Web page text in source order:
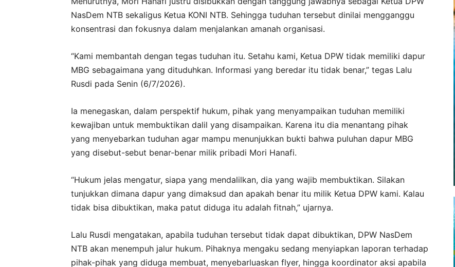
NasDem NTB sekaligus Ketua KONI NTB. Sehingga tuduhan tersebut dinilai mengganggu
konsentrasi dan fokusnya dalam menjalankan amanah organisasi.
“Kami membantah dengan tegas tuduhan itu. Setahu kami, Ketua DPW tidak memiliki dapur
MBG sebagaimana yang dituduhkan. Informasi yang beredar itu tidak benar,” tegas Lalu
Rusdi pada Senin (6/7/2026).
Ia menegaskan, dalam perspektif hukum, pihak yang menyampaikan tuduhan memiliki
kewajiban untuk membuktikan dalil yang disampaikan. Karena itu dia menantang pihak
yang menyebarkan tuduhan agar mampu menunjukkan bukti bahwa puluhan dapur MBG
yang disebut-sebut benar-benar milik pribadi Mori Hanafi.
“Hukum jelas mengatur, siapa yang mendalilkan, dia yang wajib membuktikan. Silakan
tunjukkan dimana dapur yang dimaksud dan apakah benar itu milik Ketua DPW kami. Kalau
tidak bisa dibuktikan, maka patut diduga itu adalah fitnah,” ujarnya.
Lalu Rusdi mengatakan, apabila tuduhan tersebut tidak dapat dibuktikan, DPW NasDem
NTB akan menempuh jalur hukum. Pihaknya mengaku sedang menyiapkan laporan terhadap
pihak-pihak yang diduga membuat, menyebarluaskan flyer, hingga koordinator aksi apabila